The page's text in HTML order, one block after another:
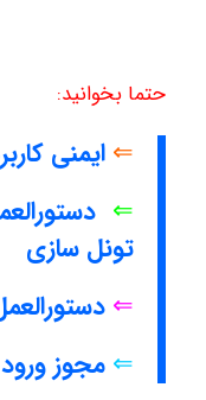
حتما بخوانید:
⇐ ایمنی
⇐
تونل سازی
⇐
⇐ مجوز